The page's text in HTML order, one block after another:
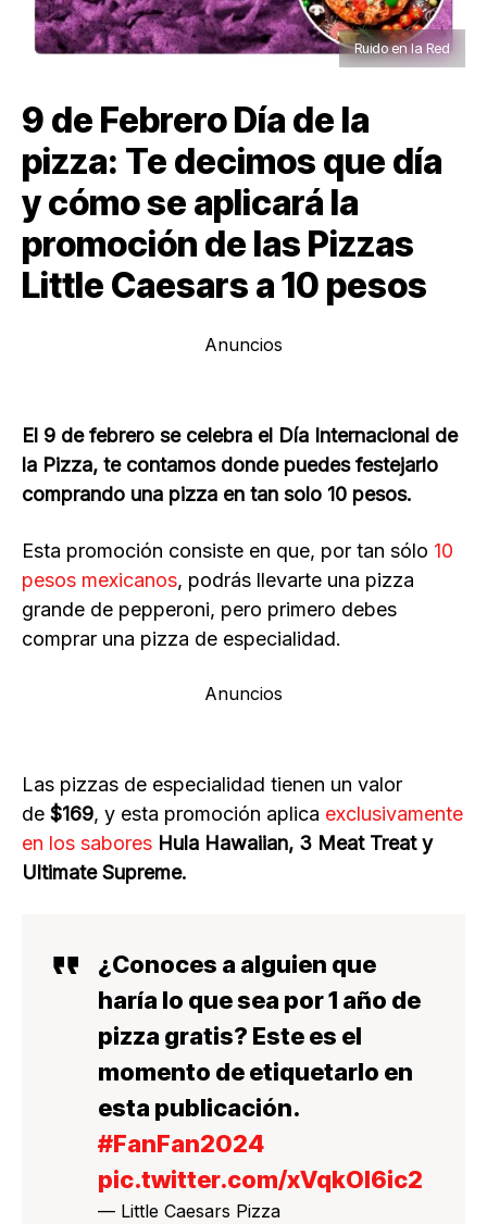
Ruido en la Red
9 de Febrero Día de la
pizza: Te decimos que día
y cómo se aplicará la
promoción de las Pizzas
Little Caesars a 10 pesos
Anuncios
El 9 de febrero se celebra el Día Internacional de
la Pizza, te contamos donde puedes festejarlo
comprando una pizza en tan solo 10 pesos.
Esta promoción consiste en que, por tan sólo 10
pesos mexicanos, podrás llevarte una pizza
grande de pepperoni, pero primero debes
comprar una pizza de especialidad.
Anuncios
Las pizzas de especialidad tienen un valor
de $169, y esta promoción aplica exclusivamente
en los sabores Hula Hawaiian, 3 Meat Treat y
Ultimate Supreme.
¿Conoces a alguien que
haría lo que sea por 1 año de
pizza gratis? Este es el
momento de etiquetarlo en
esta publicación.
#FanFan2024
pic.twitter.com/xVqkOl6ic2
— Little Caesars Pizza